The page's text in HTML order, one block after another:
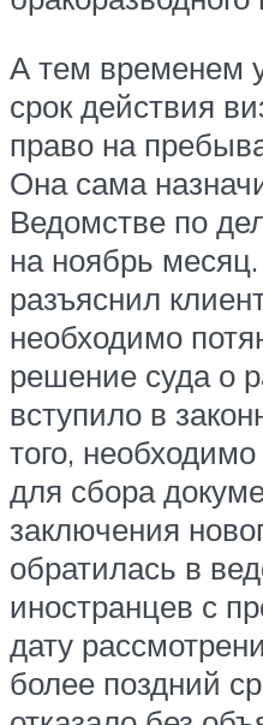
А тем временем
срок действия
право на
Она сама
Ведомстве по
на ноябрь
разъяснил
необходимо
решение суда о
вступило в
того,
для сбора
заключения
обратилась в
иностранцев с
дату
более поздний